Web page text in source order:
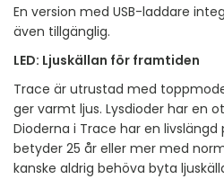
En version med USB-laddare
även tillgänglig.
LED: Ljuskällan för framtiden
Trace är utrustad med
ger varmt ljus. Lysdioder har en
Dioderna i Trace har en
betyder 25 år eller mer med
kanske aldrig behöva byta